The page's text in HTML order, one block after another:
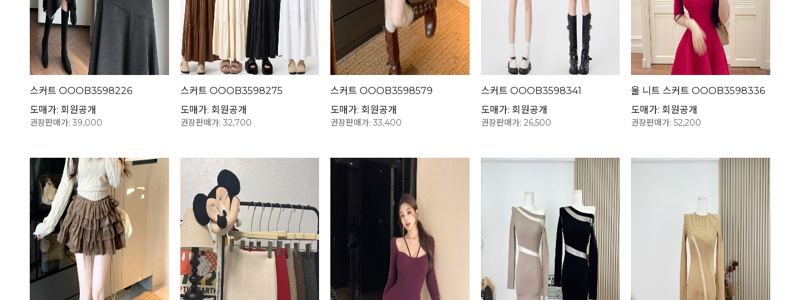
스커트 OOOB3598226
도매가: 회원공개
권장판매가: 39,000
스커트 OOOB3598275
도매가: 회원공개
권장판매가: 32,700
스커트 OOOB3598579
도매가: 회원공개
권장판매가: 33,400
스커트 OOOB3598341
도매가: 회원공개
권장판매가: 26,500
울 니트 스커트 OOOB3598336
도매가: 회원공개
권장판매가: 52,200